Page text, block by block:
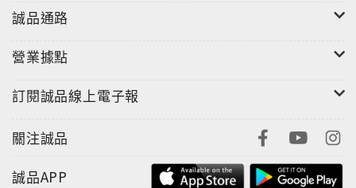
誠品通路
營業據點
訂閱誠品線上電子報
關注誠品
誠品APP